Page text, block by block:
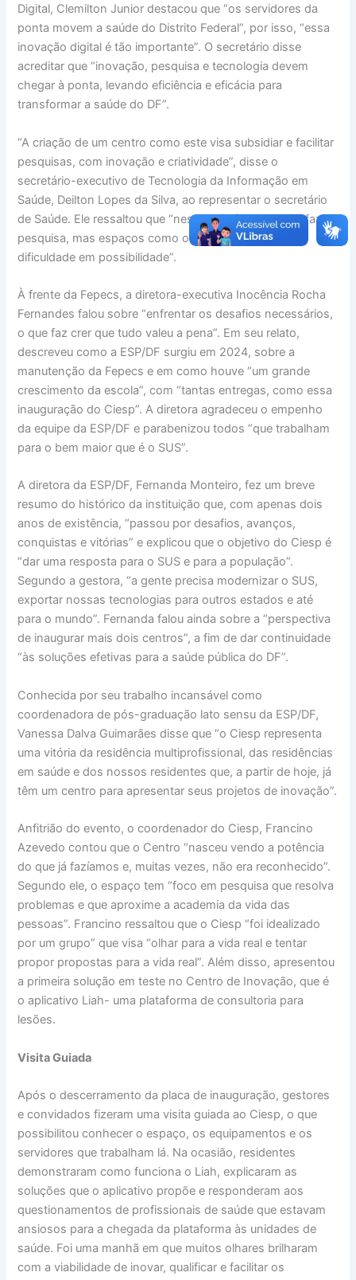
Digital, Clemilton Junior destacou que “os servidores da
ponta movem a saúde do Distrito Federal”, por isso, “essa
inovação digital é tão importante”. O secretário disse
acreditar que “inovação, pesquisa e tecnologia devem
chegar à ponta, levando eficiência e eficácia para
transformar a saúde do DF”.
“A criação de um centro como este visa subsidiar e facilitar
pesquisas, com inovação e criatividade”, disse o
secretário-executivo de Tecnologia da Informação em
Saúde, Deilton Lopes da Silva, ao representar o secretário
de Saúde. Ele ressaltou que “neste país é muito difícil fazer
pesquisa, mas espaços como o Ciesp transformam a
dificuldade em possibilidade”.
À frente da Fepecs, a diretora-executiva Inocência Rocha
Fernandes falou sobre “enfrentar os desafios necessários,
o que faz crer que tudo valeu a pena”. Em seu relato,
descreveu como a ESP/DF surgiu em 2024, sobre a
manutenção da Fepecs e em como houve “um grande
crescimento da escola”, com “tantas entregas, como essa
inauguração do Ciesp”. A diretora agradeceu o empenho
da equipe da ESP/DF e parabenizou todos “que trabalham
para o bem maior que é o SUS”.
A diretora da ESP/DF, Fernanda Monteiro, fez um breve
resumo do histórico da instituição que, com apenas dois
anos de existência, “passou por desafios, avanços,
conquistas e vitórias” e explicou que o objetivo do Ciesp é
“dar uma resposta para o SUS e para a população”.
Segundo a gestora, “a gente precisa modernizar o SUS,
exportar nossas tecnologias para outros estados e até
para o mundo”. Fernanda falou ainda sobre a “perspectiva
de inaugurar mais dois centros”, a fim de dar continuidade
“às soluções efetivas para a saúde pública do DF”.
Conhecida por seu trabalho incansável como
coordenadora de pós-graduação lato sensu da ESP/DF,
Vanessa Dalva Guimarães disse que “o Ciesp representa
uma vitória da residência multiprofissional, das residências
em saúde e dos nossos residentes que, a partir de hoje, já
têm um centro para apresentar seus projetos de inovação”.
Anfitrião do evento, o coordenador do Ciesp, Francino
Azevedo contou que o Centro “nasceu vendo a potência
do que já fazíamos e, muitas vezes, não era reconhecido”.
Segundo ele, o espaço tem “foco em pesquisa que resolva
problemas e que aproxime a academia da vida das
pessoas”. Francino ressaltou que o Ciesp “foi idealizado
por um grupo” que visa “olhar para a vida real e tentar
propor propostas para a vida real”. Além disso, apresentou
a primeira solução em teste no Centro de Inovação, que é
o aplicativo Liah- uma plataforma de consultoria para
lesões.
Visita Guiada
Após o descerramento da placa de inauguração, gestores
e convidados fizeram uma visita guiada ao Ciesp, o que
possibilitou conhecer o espaço, os equipamentos e os
servidores que trabalham lá. Na ocasião, residentes
demonstraram como funciona o Liah, explicaram as
soluções que o aplicativo propõe e responderam aos
questionamentos de profissionais de saúde que estavam
ansiosos para a chegada da plataforma às unidades de
saúde. Foi uma manhã em que muitos olhares brilharam
com a viabilidade de inovar, qualificar e facilitar os